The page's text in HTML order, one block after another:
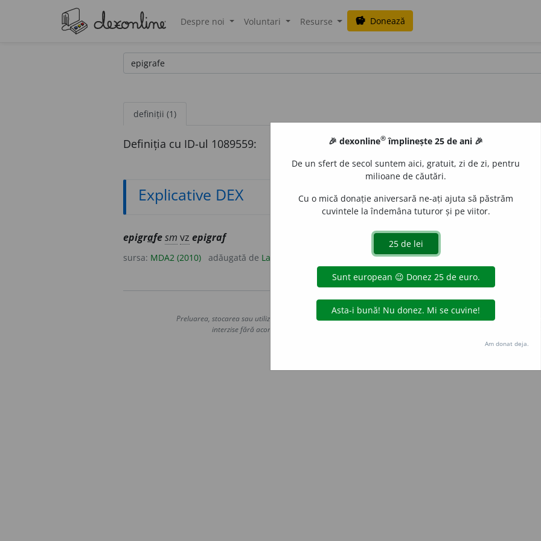
Despre noi Voluntari Resurse savings Donează
definiții (1)
Definiția cu ID-ul 1089559:
Explicative DEX
epigrafesm vz epigraf
sursa: MDA2 (2010) adăugată de LauraGellner
Copyright © 2004-2026 dexonline (https://dexonline.ro)
Preluarea, stocarea sau utilizarea datelor de pe acest site, inclusiv prin orice metode de extragere automată
interzise fără acordul nostru prealabil scris, cu excepția seturilor de date oferite oficial spre utilizare
Hosterion
🎉 dexonline® împlinește 25 de ani 🎉
De un sfert de secol suntem aici, gratuit, zi de zi, pentru
milioane de căutări.
Cu o mică donație aniversară ne-ați ajuta să păstrăm
cuvintele la îndemâna tuturor și pe viitor.
Am donat deja.